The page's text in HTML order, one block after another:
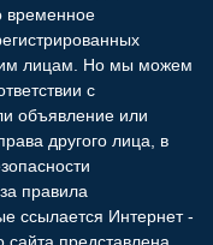
временное
лицам. Но мы можем
с
объявление или
другого лица, в
правила
ссылается Интернет -